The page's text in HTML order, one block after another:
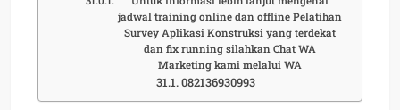
jadwal training online dan offline Pelatihan
Survey Aplikasi Konstruksi yang terdekat
dan fix running silahkan Chat WA
Marketing kami melalui WA
082136930993